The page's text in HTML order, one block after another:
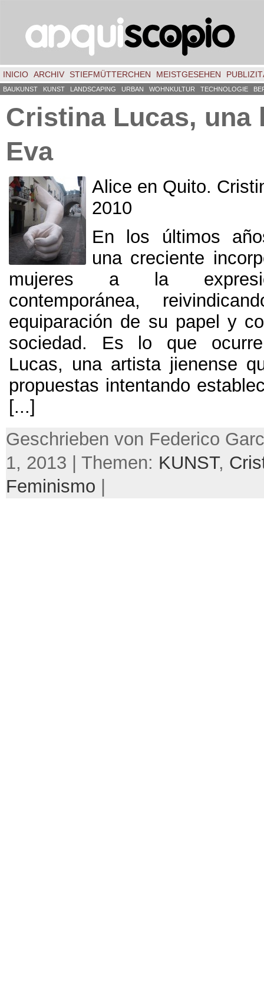
INICIO ARCHIV STIEFMÜTTERCHEN MEISTGESEHEN
BAUKUNST KUNST LANDSCAPING URBAN WOHNKULTUR TECHNOLOGIE
Cristina Lucas, una
Eva
Alice en Quito.
2010
En los últimos
una creciente
mujeres a la
contemporánea,
equiparación de su papel y
sociedad. Es lo que
Lucas, una artista jienense
propuestas intentando
[...]
Geschrieben von Federico
1, 2013 | Themen: KUNST,
Feminismo